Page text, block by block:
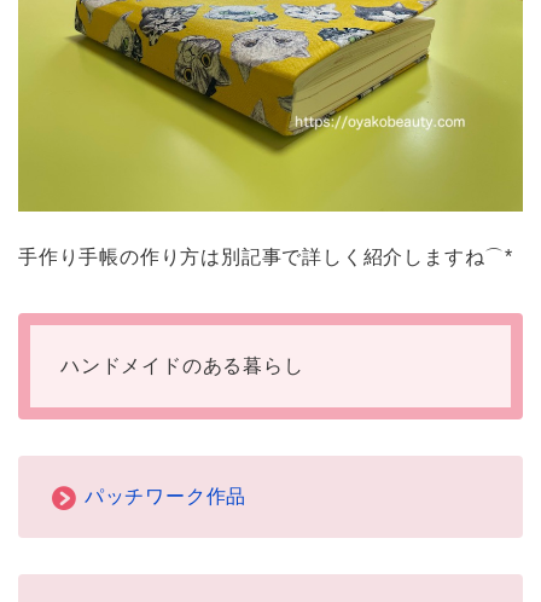
手作り手帳の作り方は別記事で詳しく紹介しますね⌒*
ハンドメイドのある暮らし
パッチワーク作品